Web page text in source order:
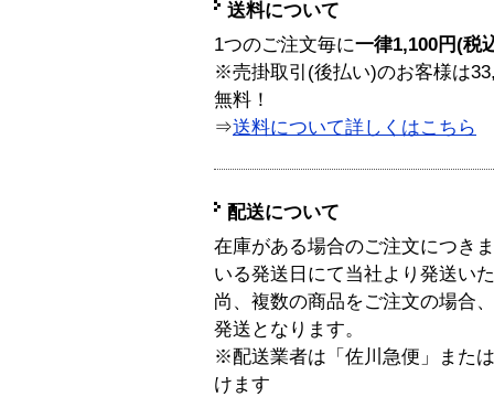
送料について
1つのご注文毎に一律1,100円(税
※売掛取引(後払い)のお客様は
無料！
⇒送料について詳しくはこちら
配送について
在庫がある場合のご注文につき
いる発送日にて当社より発送い
尚、複数の商品をご注文の場合
発送となります。
※配送業者は「佐川急便」また
けます